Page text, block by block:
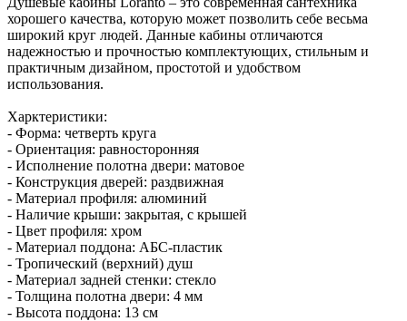
хорошего качества, которую может позволить себе весьма
широкий круг людей. Данные кабины отличаются
надежностью и прочностью комплектующих, стильным и
практичным дизайном, простотой и удобством
использования.
Харктеристики:
- Форма: четверть круга
- Ориентация: равносторонняя
- Исполнение полотна двери: матовое
- Конструкция дверей: раздвижная
- Материал профиля: алюминий
- Наличие крыши: закрытая, c крышей
- Цвет профиля: хром
- Материал поддона: АБС-пластик
- Тропический (верхний) душ
- Материал задней стенки: стекло
- Толщина полотна двери: 4 мм
- Высота поддона: 13 см